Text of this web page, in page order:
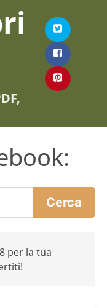
per la tua